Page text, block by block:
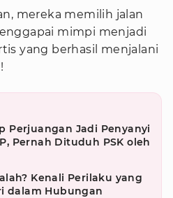
mereka memilih jalan
mimpi menjadi
yang berhasil menjalani
!
Perjuangan Jadi Penyanyi
Pernah Dituduh PSK oleh
Kenali Perilaku yang
dalam Hubungan